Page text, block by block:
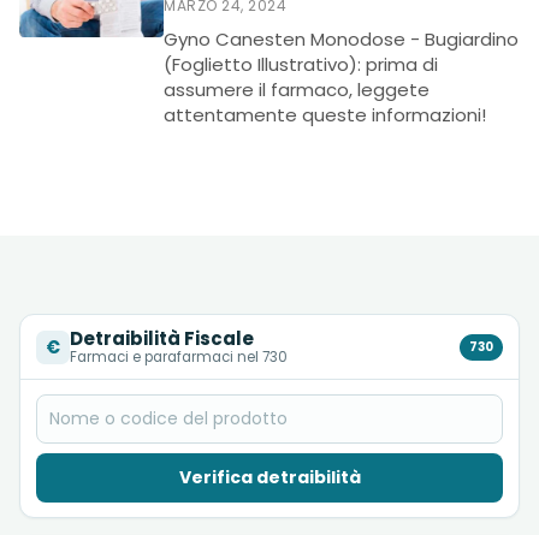
MARZO 24, 2024
Gyno Canesten Monodose - Bugiardino
(Foglietto Illustrativo): prima di
assumere il farmaco, leggete
attentamente queste informazioni!
€ Detraibilità Fiscale
Farmaci e parafarmaci nel 730
730
Verifica detraibilità